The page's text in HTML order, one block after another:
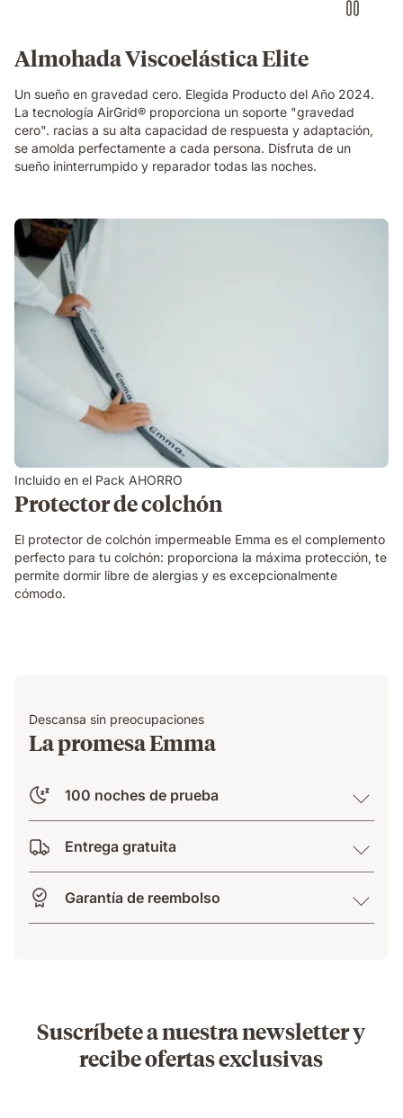
dormir
Almohada Viscoelástica Elite
Un sueño en gravedad cero. Elegida Producto del Año 2024.
La tecnología AirGrid® proporciona un soporte "gravedad
cero". racias a su alta capacidad de respuesta y adaptación,
se amolda perfectamente a cada persona. Disfruta de un
sueño ininterrumpido y reparador todas las noches.
Incluido en el Pack AHORRO
Protector de colchón
El protector de colchón impermeable Emma es el complemento
perfecto para tu colchón: proporciona la máxima protección, te
permite dormir libre de alergias y es excepcionalmente
cómodo.
Descansa sin preocupaciones
La promesa Emma
100 noches de prueba
Entrega gratuita
Garantía de reembolso
Suscríbete a nuestra newsletter y
recibe ofertas exclusivas